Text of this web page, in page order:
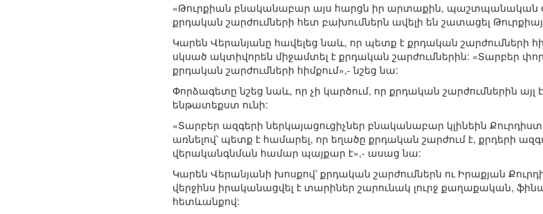
«Թուրքիան բնականաբար այս հարցն իր արտաքին, պաշտպանական
քրդական շարժումների հետ բախումներն ավելի են շատացել
Կարեն Վերանյանը հավելեց նաև, որ պետք է քրդական շարժումների
սկսած ակտիվորեն միջամտել է քրդական շարժումներին: «Տարբեր
քրդական շարժումների հիմքում»,- նշեց նա:
Փորձագետը նշեց նաև, որ չի կարծում, որ քրդական շարժումներին
ենթատեքստ ունի:
«Տարբեր ազգերի ներկայացուցիչներ բնականաբար կլինեին
առնելով՝ պետք է համարել, որ եղածը քրդական շարժում է, քրդերի
վերականգնման համար պայքար է»,- ասաց նա:
Կարեն Վերանյանի խոսքով՝ քրդական շարժումներն ու Իրաքյան
վերջինս իրականացվել է տարիներ շարունակ լուրջ քաղաքական,
հետևանքով: